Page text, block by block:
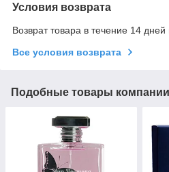
Условия возврата
Возврат товара в течение 14 дней
Все условия возврата
Подобные товары компании